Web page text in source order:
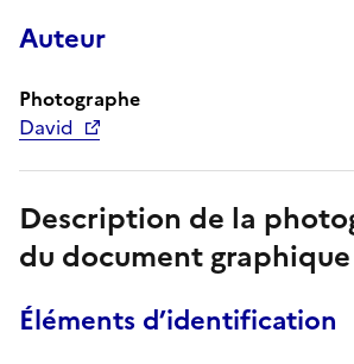
Auteur
Photographe
David
Description de la
du document graphique
Éléments d’identification